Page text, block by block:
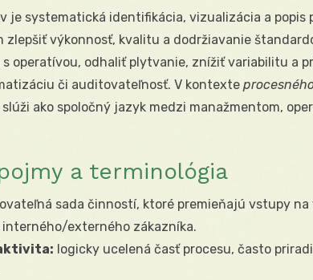
je systematická identifikácia, vizualizácia a popis
zlepšiť výkonnosť, kvalitu a dodržiavanie
operatívou, odhaliť plytvanie, znížiť variabilitu a
či auditovateľnosť. V kontexte
slúži ako spoločný jazyk medzi manažmentom,
a terminológia
sada činností, ktoré premieňajú vstupy
externého zákazníka.
logicky ucelená časť procesu, často